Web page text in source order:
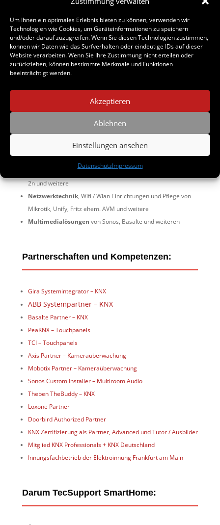
Um Ihnen ein optimales Erlebnis bieten zu können, verwenden wir
Technologien wie Cookies, um Geräteinformationen zu speichern
und/oder darauf zuzugreifen. Wenn Sie diesen Technologien zustimmen,
können wir Daten wie das Surfverhalten oder eindeutige IDs auf dieser
Website verarbeiten. Wenn Sie Ihre Zustimmung nicht erteilen oder
zurückziehen, können bestimmte Merkmale und Funktionen
beeinträchtigt werden.
Akzeptieren
Ablehnen
Einstellungen ansehen
DatenschutzImpressum
Technologien und Systeme:
Herstellerunabhängiger KNX Standard– Beinhaltet auch
von Gira HomeServer / FacilityServer, Gira
X1, Hager Domovea, Cubevision und weiteren
Sicherheitssystemevon Mobotix, Axis, Telenot, Honeywell
und weiteren
Türsprechanlagenvon Gira TKS, Busch Jaeger Welcome IP,
2n und weitere
Netzwerktechnik, Wifi / Wlan Einrichtungen und Pflege von
Mikrotik, Unify, Fritz ehem. AVM und weitere
Multimedialösungen von Sonos, Basalte und weiteren
Partnerschaften und Kompetenzen:
Gira Systemintegrator – KNX
ABB Systempartner – KNX
Basalte Partner – KNX
PeaKNX – Touchpanels
TCI – Touchpanels
Axis Partner – Kameraüberwachung
Mobotix Partner – Kameraüberwachung
Sonos Custom Installer – Multiroom Audio
Theben TheBuddy – KNX
Loxone Partner
Doorbird Authorized Partner
KNX Zertifizierung als Partner, Advanced und Tutor / Ausbilder
Mitglied KNX Professionals+ KNX Deutschland
Innungsfachbetrieb der Elektroinnung Frankfurt am Main
Darum TecSupport SmartHome: